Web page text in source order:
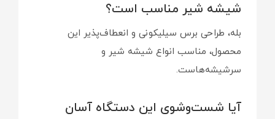
شیشه شیر مناسب است؟
بله، طراحی برس سیلیکونی و انعطاف‌پذیر این
محصول، مناسب انواع شیشه شیر و
سرشیشه‌هاست.
آیا شست‌وشوی این دستگاه آسان